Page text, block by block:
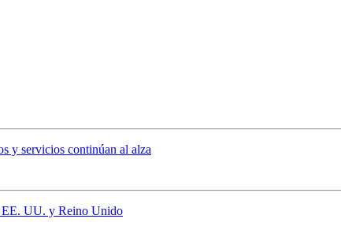
y servicios continúan al alza
EE. UU. y Reino Unido